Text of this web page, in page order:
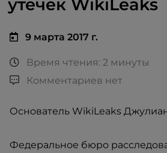
утечек WikiLeaks
9 марта 2017 г.
Время чтения: 2 минуты
Комментариев нет
Основатель WikiLeaks
Федеральное бюро